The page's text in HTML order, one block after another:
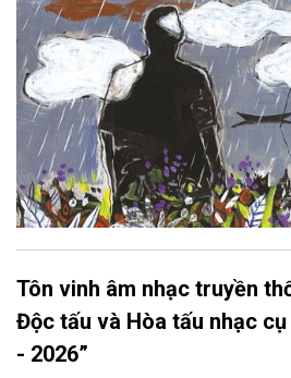
Tôn vinh âm nhạc truyền
Độc tấu và Hòa tấu nhạc
- 2026”